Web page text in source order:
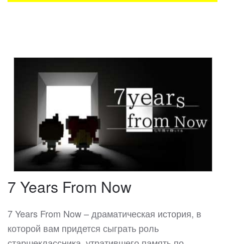
7 Years From Now
7 Years From Now – драматическая история, в
которой вам придется сыграть роль